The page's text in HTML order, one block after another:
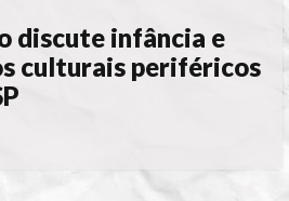
discute infância e
culturais periféricos